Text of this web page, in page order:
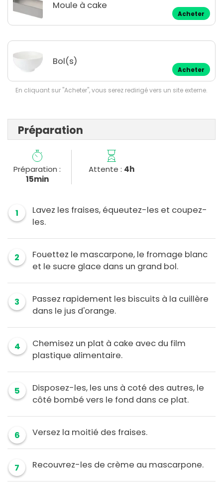
Moule à cake
Acheter
Bol(s)
Acheter
En cliquant sur "Acheter", vous serez redirigé vers un site externe.
Préparation
Préparation :
15min
Attente : 4h
1
Lavez les fraises, équeutez-les et coupez-
les.
2
Fouettez le mascarpone, le fromage blanc
et le sucre glace dans un grand bol.
3
Passez rapidement les biscuits à la cuillère
dans le jus d'orange.
4
Chemisez un plat à cake avec du film
plastique alimentaire.
5
Disposez-les, les uns à coté des autres, le
côté bombé vers le fond dans ce plat.
6 Versez la moitié des fraises.
7 Recouvrez-les de crème au mascarpone.